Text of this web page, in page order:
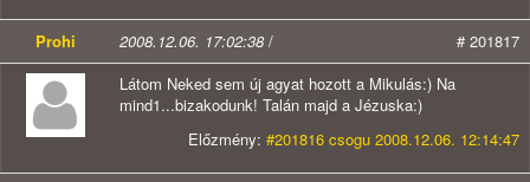
Prohi 2008.12.06. 17:02:38 /
# 201817
Látom Neked sem új agyat hozott a Mikulás:) Na
mind1...bizakodunk! Talán majd a Jézuska:)
Előzmény: #201816 csogu 2008.12.06. 12:14:47